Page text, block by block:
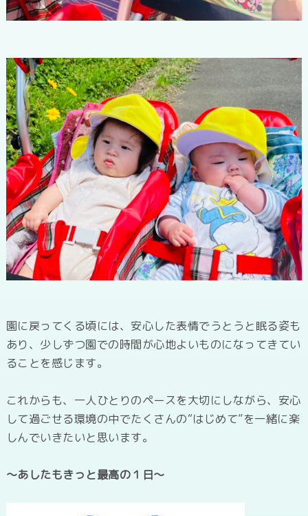
園に戻ってくる頃には、安心した表情でうとうと眠る姿も
あり、少しずつ園での時間が心地よいものになってきてい
ることを感じます。
これからも、一人ひとりのペースを大切にしながら、安心
して過ごせる環境の中でたくさんの“はじめて”を一緒に楽
しんでいきたいと思います。
～あしたもきっと最高の１日～